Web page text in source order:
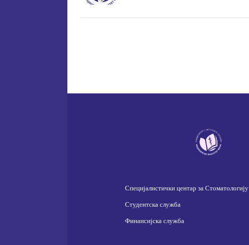
Специјалистички центар за Стоматологију
Студентска служба
Финансијска служба